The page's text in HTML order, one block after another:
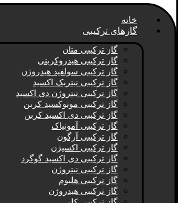
خانه
گازهای ترکیبی
گاز ترکیبی متان
گاز ترکیبی هیدروکربنی
گاز ترکیبی سولفید هیدروژن
گاز ترکیبی نیتریک اکسید
گاز ترکیبی نیتروژن دی اکسید
گاز ترکیبی مونوکسید کربن
گاز ترکیبی دی اکسید کربن
گاز ترکیبی آمونیاک
گاز ترکیبی آرگون
گاز ترکیبی اکسیژن
گاز ترکیبی دی اکسید گوگرد
گاز ترکیبی نیتروژن
گاز ترکیبی هلیوم
گاز ترکیبی هیدروژن